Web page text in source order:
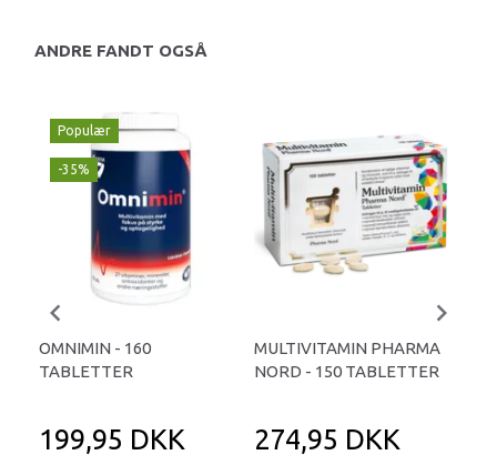
ANDRE FANDT OGSÅ
Populær
-35%
OMNIMIN - 160
TABLETTER
199,95 DKK
MULTIVITAMIN PHARMA
NORD - 150 TABLETTER
274,95 DKK